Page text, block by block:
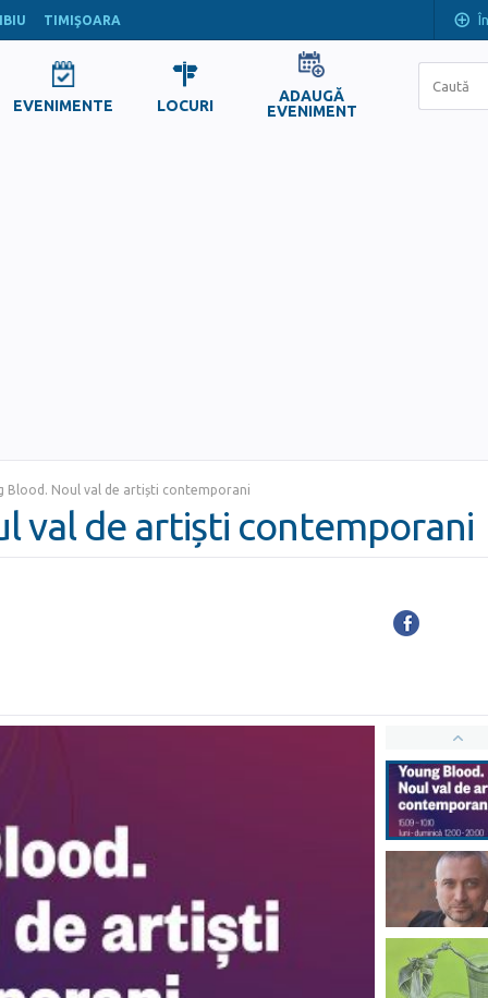
TIMIŞOARA
EVENIMENTE LOCURI
ADAUGĂ
EVENIMENT
Blood. Noul val de artiști contemporani
val de artiști contemporani